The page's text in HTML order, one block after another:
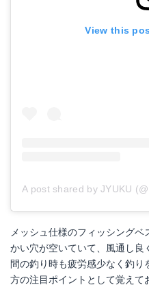
View this
A post shared by JYUKU
メッシュ仕様のフィッシング
かい穴が空いていて、風通し
間の釣り時も疲労感少なく釣
方の注目ポイントとして覚えて